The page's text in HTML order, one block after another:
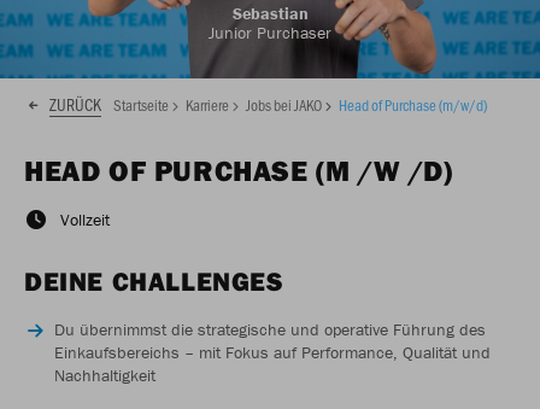
Sebastian
Junior Purchaser
ZURÜCK Startseite Karriere Jobs bei JAKO Head of Purchase (m/w/d)
HEAD OF PURCHASE (M /W /D)
Vollzeit
DEINE CHALLENGES
Du übernimmst die strategische und operative Führung des
Einkaufsbereichs – mit Fokus auf Performance, Qualität und
Nachhaltigkeit